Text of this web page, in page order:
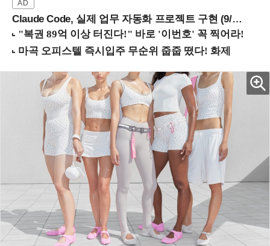
Claude Code, 실제 업무 자동화 프로젝트 구현 (9/16 ~17 강남역)